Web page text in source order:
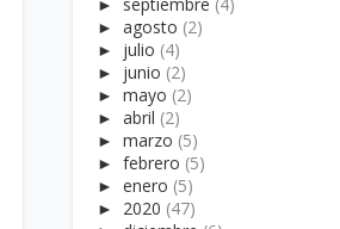
►agosto (2)
► julio (4)
► junio (2)
►mayo (2)
►abril (2)
►marzo (5)
►febrero (5)
►enero (5)
► 2020 (47)